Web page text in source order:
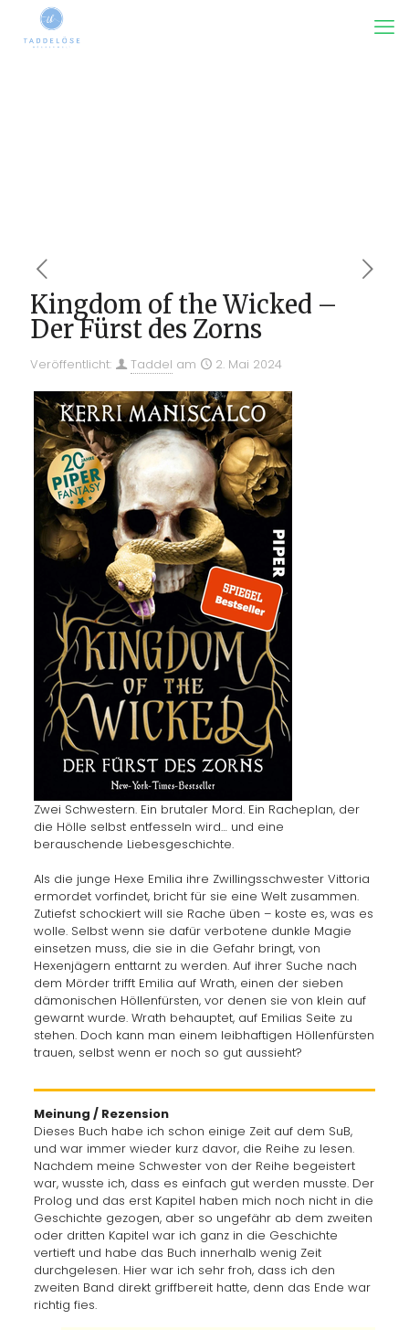
Kingdom of the Wicked –
Der Fürst des Zorns
Veröffentlicht: Taddel am 2. Mai 2024
Zwei Schwestern. Ein brutaler Mord. Ein Racheplan, der
die Hölle selbst entfesseln wird… und eine
berauschende Liebesgeschichte.
Als die junge Hexe Emilia ihre Zwillingsschwester Vittoria
ermordet vorfindet, bricht für sie eine Welt zusammen.
Zutiefst schockiert will sie Rache üben – koste es, was es
wolle. Selbst wenn sie dafür verbotene dunkle Magie
einsetzen muss, die sie in die Gefahr bringt, von
Hexenjägern enttarnt zu werden. Auf ihrer Suche nach
dem Mörder trifft Emilia auf Wrath, einen der sieben
dämonischen Höllenfürsten, vor denen sie von klein auf
gewarnt wurde. Wrath behauptet, auf Emilias Seite zu
stehen. Doch kann man einem leibhaftigen Höllenfürsten
trauen, selbst wenn er noch so gut aussieht?
Meinung / Rezension
Dieses Buch habe ich schon einige Zeit auf dem SuB,
und war immer wieder kurz davor, die Reihe zu lesen.
Nachdem meine Schwester von der Reihe begeistert
war, wusste ich, dass es einfach gut werden musste. Der
Prolog und das erst Kapitel haben mich noch nicht in die
Geschichte gezogen, aber so ungefähr ab dem zweiten
oder dritten Kapitel war ich ganz in die Geschichte
vertieft und habe das Buch innerhalb wenig Zeit
durchgelesen. Hier war ich sehr froh, dass ich den
zweiten Band direkt griffbereit hatte, denn das Ende war
richtig fies.